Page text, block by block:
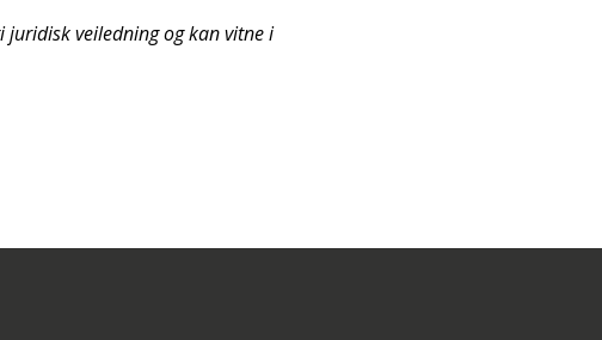
veiledning og kan vitne i